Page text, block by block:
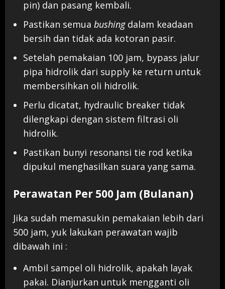
pin) dan pasang kembali.
Pastikan semua bushingdalam keadaan
bersih dan tidak ada kotoran pasir.
Setelah pemakaian 100 jam, bypass jalur
pipa hidrolik dari supply ke return untuk
membersihkan oli hidrolik.
Perlu dicatat, hydraulic breaker tidak
dilengkapi dengan sistem filtrasi oli
hidrolik.
Pastikan bunyi resonansi tie rod ketika
dipukul menghasilkan suara yang sama.
Perawatan Per 500 Jam (Bulanan)
Jika sudah memasukin pemakaian lebih dari
500 jam, yuk lakukan perawatan wajib
dibawah ini :
Ambil sampel oli hidrolik, apakah layak
pakai. Dianjurkan untuk mengganti oli